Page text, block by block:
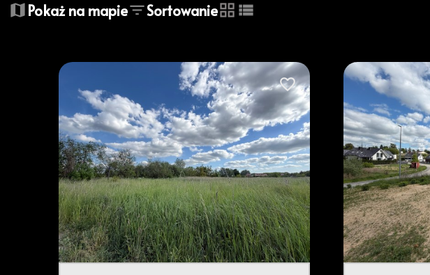
−Pokaż na mapie Sortowanie
tabela
lista
Dodaj do ulubionych